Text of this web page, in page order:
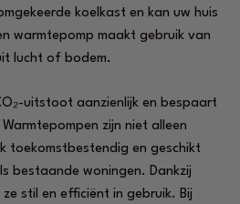
koelkast en kan uw huis
warmtepomp maakt gebruik van
lucht of bodem.
uitstoot aanzienlijk en bespaart
zijn niet alleen
toekomstbestendig en geschikt
bestaande woningen. Dankzij
stil en efficiënt in gebruik. Bij